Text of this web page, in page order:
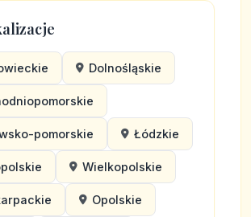
Dolnośląskie
pomorskie Łódzkie
Wielkopolskie
Opolskie